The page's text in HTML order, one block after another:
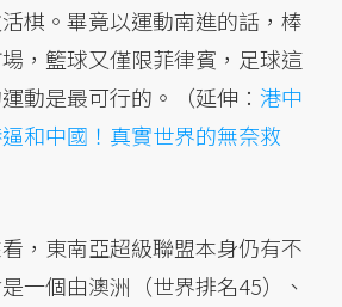
棋。畢竟以運動南進的話，棒
，籃球又僅限菲律賓，足球這
動是最可行的。（延伸： 港中
和中國！真實世界的無奈救
，東南亞超級聯盟本身仍有不
一個由澳洲（世界排名45）、